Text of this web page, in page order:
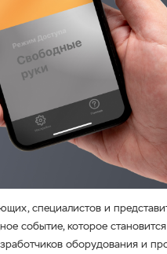
специалистов и
событие, которое
оборудования и